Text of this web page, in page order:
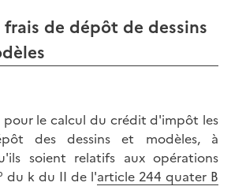
frais de dépôt de dessins
pour le calcul du crédit d'impôt les
des dessins et modèles, à
soient relatifs aux opérations
du k du II de l'article 244 quater B